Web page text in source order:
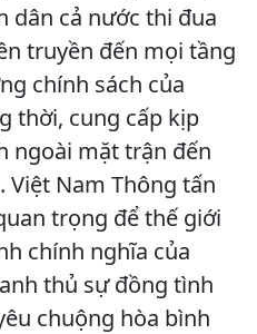
dân cả nước thi đua
truyền đến mọi tầng
chính sách của
thời, cung cấp kịp
ngoài mặt trận đến
Việt Nam Thông tấn
trọng để thế giới
chính nghĩa của
thủ sự đồng tình
chuộng hòa bình